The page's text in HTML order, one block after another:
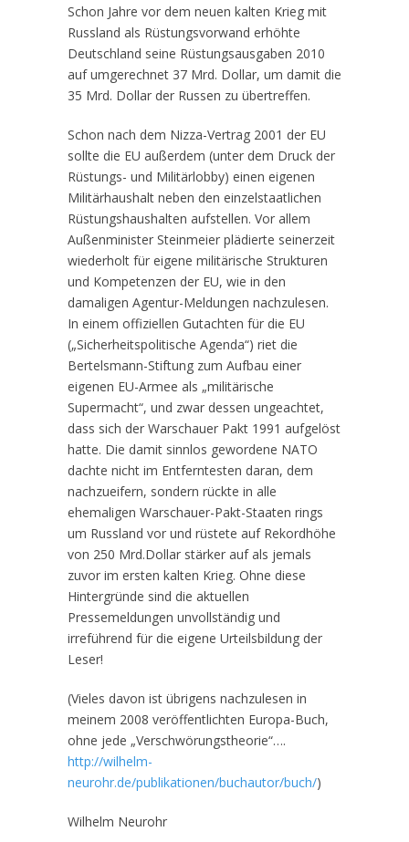
Schon Jahre vor dem neuen kalten Krieg mit
Russland als Rüstungsvorwand erhöhte
Deutschland seine Rüstungsausgaben 2010
auf umgerechnet 37 Mrd. Dollar, um damit die
35 Mrd. Dollar der Russen zu übertreffen.
Schon nach dem Nizza-Vertrag 2001 der EU
sollte die EU außerdem (unter dem Druck der
Rüstungs- und Militärlobby) einen eigenen
Militärhaushalt neben den einzelstaatlichen
Rüstungshaushalten aufstellen. Vor allem
Außenminister Steinmeier plädierte seinerzeit
wiederholt für eigene militärische Strukturen
und Kompetenzen der EU, wie in den
damaligen Agentur-Meldungen nachzulesen.
In einem offiziellen Gutachten für die EU
(„Sicherheitspolitische Agenda“) riet die
Bertelsmann-Stiftung zum Aufbau einer
eigenen EU-Armee als „militärische
Supermacht“, und zwar dessen ungeachtet,
dass sich der Warschauer Pakt 1991 aufgelöst
hatte. Die damit sinnlos gewordene NATO
dachte nicht im Entferntesten daran, dem
nachzueifern, sondern rückte in alle
ehemaligen Warschauer-Pakt-Staaten rings
um Russland vor und rüstete auf Rekordhöhe
von 250 Mrd.Dollar stärker auf als jemals
zuvor im ersten kalten Krieg. Ohne diese
Hintergründe sind die aktuellen
Pressemeldungen unvollständig und
irreführend für die eigene Urteilsbildung der
Leser!
(Vieles davon ist übrigens nachzulesen in
meinem 2008 veröffentlichten Europa-Buch,
ohne jede „Verschwörungstheorie“….
http://wilhelm-
neurohr.de/publikationen/buchautor/buch/)
Wilhelm Neurohr